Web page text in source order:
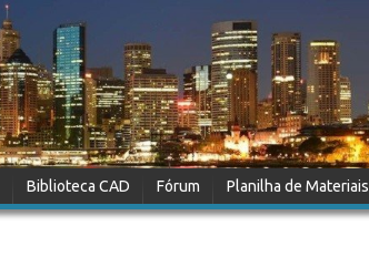
Biblioteca CAD Fórum Planilha de Materiais